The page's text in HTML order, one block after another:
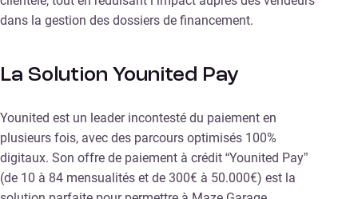
dans la gestion des dossiers de financement.
La Solution Younited Pay
Younited est un leader incontesté du paiement en
plusieurs fois, avec des parcours optimisés 100%
digitaux. Son offre de paiement à crédit “Younited Pay”
(de 10 à 84 mensualités et de 300€ à 50.000€) est la